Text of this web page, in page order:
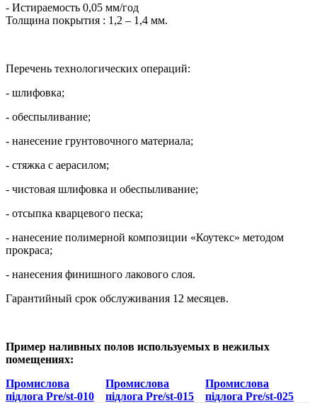
- Истираемость 0,05 мм/год
Толщина покрытия : 1,2 – 1,4 мм.
Перечень технологических операций:
- шлифовка;
- обеспыливание;
- нанесение грунтовочного материала;
- стяжка с аерасилом;
- чистовая шлифовка и обеспыливание;
- отсыпка кварцевого песка;
- нанесение полимерной композиции «Коутекс» методом
прокраса;
- нанесения финишного лакового слоя.
Гарантийный срок обслуживания 12 месяцев.
Пример наливных полов используемых в нежилых
помещениях:
Промислова
підлога Pre/st-010
Промислова
підлога Pre/st-015
Промислова
підлога Pre/st-025